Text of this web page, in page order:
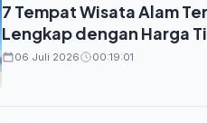
7 Tempat Wisata Alam
Lengkap dengan Harga
06 Juli 2026 00:19:01